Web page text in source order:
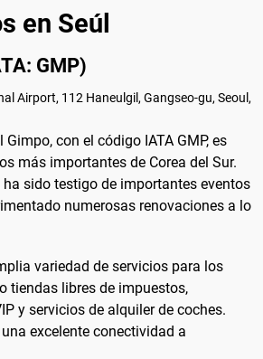
en Seúl
GMP)
Airport, 112 Haneulgil, Gangseo-gu, Seoul,
Gimpo, con el código IATA GMP, es
más importantes de Corea del Sur.
sido testigo de importantes eventos
numerosas renovaciones a lo
variedad de servicios para los
tiendas libres de impuestos,
y servicios de alquiler de coches.
excelente conectividad a